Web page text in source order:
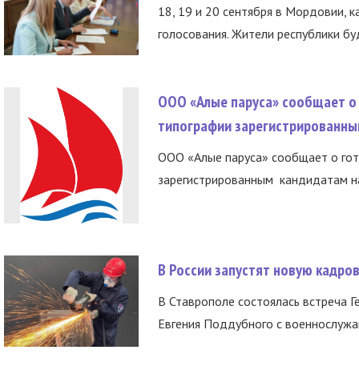
18, 19 и 20 сентября в Мордовии,
голосования. Жители республики
ООО «Алые паруса» сообщает о
типографии
ООО «Алые паруса» сообщает о
зарегистрированным кандидатам
В России запустят новую
В Ставрополе состоялась встреча
Евгения Поддубного с